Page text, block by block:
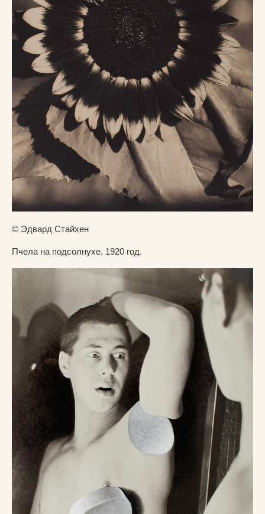
© Эдвард Стайхен
Пчела на подсолнухе, 1920 год.